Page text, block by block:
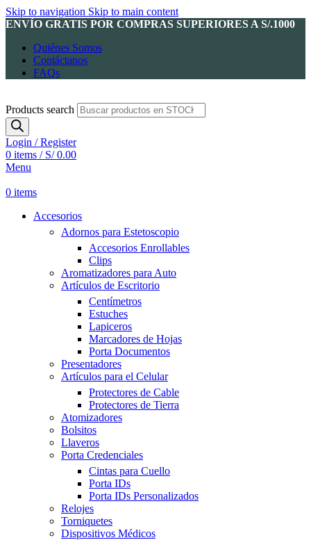
Skip to navigation Skip to main content
ENVÍO GRATIS POR COMPRAS SUPERIORES A S/.1000
Quiénes Somos
Contáctanos
FAQs
Products search
Login / Register
0 items / S/0.00
Menu
0 items
Accesorios
Adornos para Estetoscopio
Accesorios Enrollables
Clips
Aromatizadores para Auto
Artículos de Escritorio
Centímetros
Estuches
Lapiceros
Marcadores de Hojas
Porta Documentos
Presentadores
Artículos para el Celular
Protectores de Cable
Protectores de Tierra
Atomizadores
Bolsitos
Llaveros
Porta Credenciales
Cintas para Cuello
Porta IDs
Porta IDs Personalizados
Relojes
Torniquetes
Dispositivos Médicos